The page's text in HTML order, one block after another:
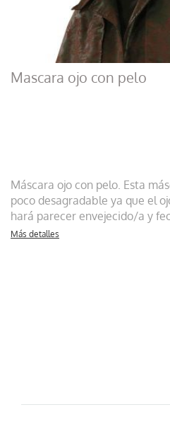
Mascara ojo con pelo
Máscara ojo con pelo. Esta
poco desagradable ya que el
hará parecer envejecido/a y
Más detalles